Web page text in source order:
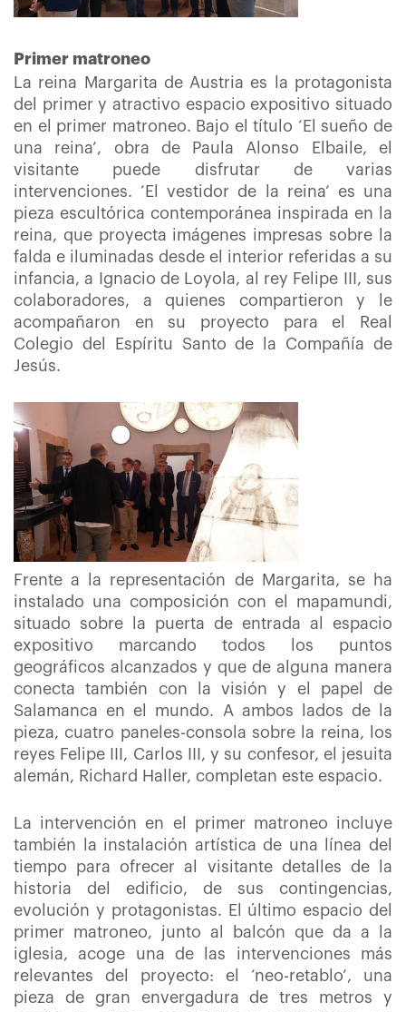
Primer matroneo
La reina Margarita de Austria es la protagonista
del primer y atractivo espacio expositivo situado
en el primer matroneo. Bajo el título ‘El sueño de
una reina’, obra de Paula Alonso Elbaile, el
visitante puede disfrutar de varias
intervenciones. ‘El vestidor de la reina’ es una
pieza escultórica contemporánea inspirada en la
reina, que proyecta imágenes impresas sobre la
falda e iluminadas desde el interior referidas a su
infancia, a Ignacio de Loyola, al rey Felipe III, sus
colaboradores, a quienes compartieron y le
acompañaron en su proyecto para el Real
Colegio del Espíritu Santo de la Compañía de
Jesús.
Frente a la representación de Margarita, se ha
instalado una composición con el mapamundi,
situado sobre la puerta de entrada al espacio
expositivo marcando todos los puntos
geográficos alcanzados y que de alguna manera
conecta también con la visión y el papel de
Salamanca en el mundo. A ambos lados de la
pieza, cuatro paneles-consola sobre la reina, los
reyes Felipe III, Carlos III, y su confesor, el jesuita
alemán, Richard Haller, completan este espacio.
La intervención en el primer matroneo incluye
también la instalación artística de una línea del
tiempo para ofrecer al visitante detalles de la
historia del edificio, de sus contingencias,
evolución y protagonistas. El último espacio del
primer matroneo, junto al balcón que da a la
iglesia, acoge una de las intervenciones más
relevantes del proyecto: el ‘neo-retablo’, una
pieza de gran envergadura de tres metros y